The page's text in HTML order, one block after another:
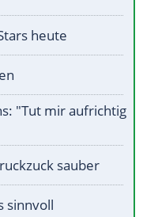
heute
"Tut mir aufrichtig
sauber
sinnvoll